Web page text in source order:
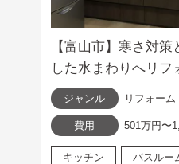
【富山市】寒さ対
した水まわりへリフ
ジャンル リフォーム
費用 501万円〜
キッチン バスルー